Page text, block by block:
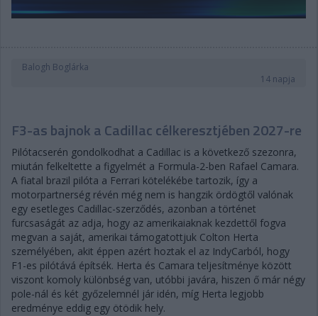
Balogh Boglárka
14 napja
F3-as bajnok a Cadillac célkeresztjében 2027-re
Pilótacserén gondolkodhat a Cadillac is a következő szezonra,
miután felkeltette a figyelmét a Formula-2-ben Rafael Camara.
A fiatal brazil pilóta a Ferrari kötelékébe tartozik, így a
motorpartnerség révén még nem is hangzik ördögtől valónak
egy esetleges Cadillac-szerződés, azonban a történet
furcsaságát az adja, hogy az amerikaiaknak kezdettől fogva
megvan a saját, amerikai támogatottjuk Colton Herta
személyében, akit éppen azért hoztak el az IndyCarból, hogy
F1-es pilótává építsék. Herta és Camara teljesítménye között
viszont komoly különbség van, utóbbi javára, hiszen ő már négy
pole-nál és két győzelemnél jár idén, míg Herta legjobb
eredménye eddig egy ötödik hely.